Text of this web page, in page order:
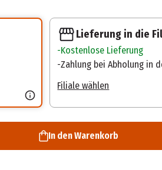
Lieferung in die
Kostenlose Lieferung
Zahlung bei Abholung in
Filiale wählen
In den Warenkorb